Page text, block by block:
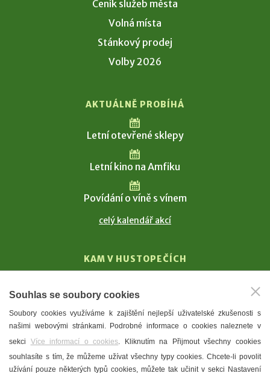
Ceník služeb města
Volná místa
Stánkový prodej
Volby 2026
AKTUÁLNĚ PROBÍHÁ
Letní otevřené sklepy
Letní kino na Amfiku
Povídání o víně s vínem
celý kalendář akcí
KAM V HUSTOPEČÍCH
T. G. Masaryk
Mandloně
Ubytování
Restaurace
Souhlas se soubory cookies
Soubory cookies využíváme k zajištění nejlepší uživatelské zkušenosti s
našimi webovými stránkami. Podrobné informace o cookies naleznete v
sekci Více informací o cookies. Kliknutím na Přijmout všechny cookies
souhlasíte s tím, že můžeme užívat všechny typy cookies. Chcete-li povolit
užívání pouze některých typů cookies, můžete tak učinit v sekci Nastavení